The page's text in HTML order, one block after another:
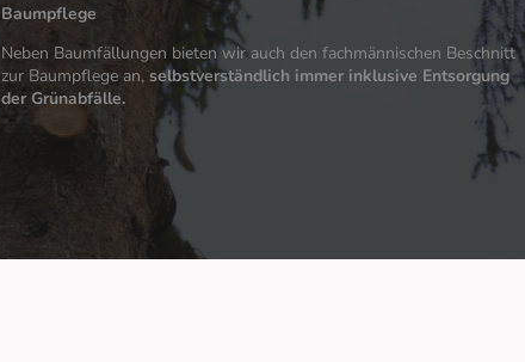
Baumpflege
Neben Baumfällungen bieten wir auch den fachmännischen Beschnitt
zur Baumpflege an, selbstverständlich immer inklusive Entsorgung
der Grünabfälle.